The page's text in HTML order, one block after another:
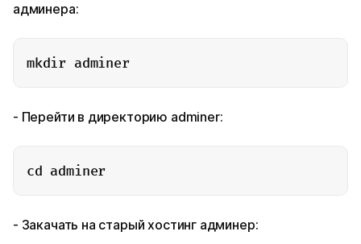
админера:
mkdir adminer
- Перейти в директорию adminer:
cd adminer
- Закачать на старый хостинг админер: